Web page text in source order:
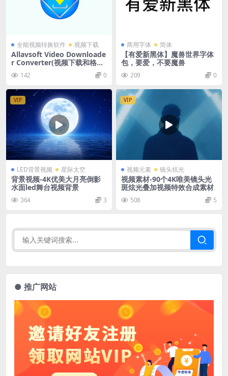
全能视频转换软件 视频下载
Allavsoft Video Downloade
r Converter(视频下载和格式
转换) v3.27.0.8852 特别版
+便携版
142 0
商用字体 简体
【有爱新黑体】魔兽世界字体
包，要爱，不要魔兽
209 0
VIP
LED背景视频 星际太空
背景视频-4K优美大月亮倒影
水面led舞台视频背景
364 3
VIP
视频元素 镜头炫光
视频素材-90个4K唯美镜头光
斑炫光叠加视频特效合成素材
508 5
● 推广网站